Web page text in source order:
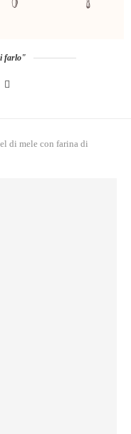
farlo"
di mele con farina di